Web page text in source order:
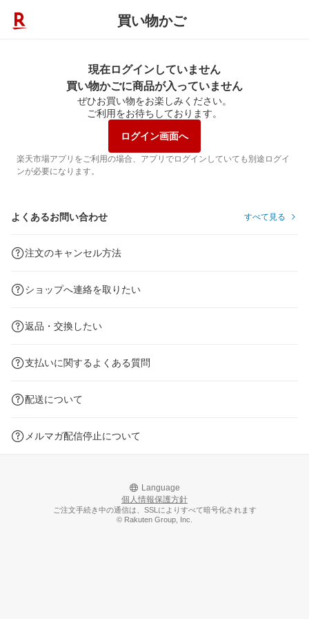
買い物かご
現在ログインしていません
買い物かごに商品が入っていません
ぜひお買い物をお楽しみください。
ご利用をお待ちしております。
ログイン画面へ
楽天市場アプリをご利用の場合、アプリでログインしていても別途ログイ
ンが必要になります。
よくあるお問い合わせ すべて見る
注文のキャンセル方法
ショップへ連絡を取りたい
返品・交換したい
支払いに関するよくある質問
配送について
メルマガ配信停止について
Language
個人情報保護方針
ご注文手続き中の通信は、SSLによりすべて暗号化されます
© Rakuten Group, Inc.